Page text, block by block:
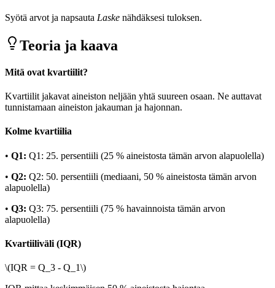
Syötä arvot ja napsauta Laske nähdäksesi tuloksen.
Teoria ja kaava
Mitä ovat kvartiilit?
Kvartiilit jakavat aineiston neljään yhtä suureen osaan. Ne auttavat
tunnistamaan aineiston jakauman ja hajonnan.
Kolme kvartiilia
• Q1: Q1: 25. persentiili (25 % aineistosta tämän arvon alapuolella)
• Q2: Q2: 50. persentiili (mediaani, 50 % aineistosta tämän arvon
alapuolella)
• Q3: Q3: 75. persentiili (75 % havainnoista tämän arvon
alapuolella)
Kvartiiliväli (IQR)
\(IQR = Q_3 - Q_1\)